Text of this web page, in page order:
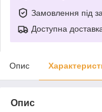
Замовлення під
Доступна
Опис
Опис